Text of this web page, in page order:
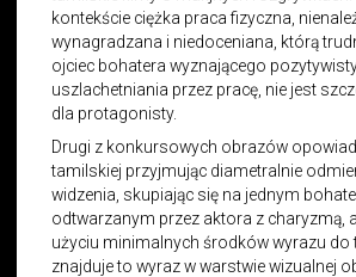
kontekście ciężka praca fizyczna,
wynagradzana i niedoceniana, którą
ojciec bohatera wyznającego
uszlachetniania przez pracę, nie jest
dla protagonisty.
Drugi z konkursowych obrazów
tamilskiej przyjmując diametralnie
widzenia, skupiając się na jednym
odtwarzanym przez aktora z charyzmą,
użyciu minimalnych środków wyrazu do
znajduje to wyraz w warstwie wizualnej